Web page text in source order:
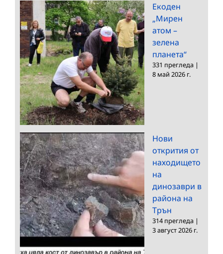
Екоден
„Мирен
атом –
зелена
планета“
331 прегледа |
8 май 2026 г.
Нови
открития от
находището
на
динозаври в
района на
Трън
314 прегледа |
3 август 2026 г.